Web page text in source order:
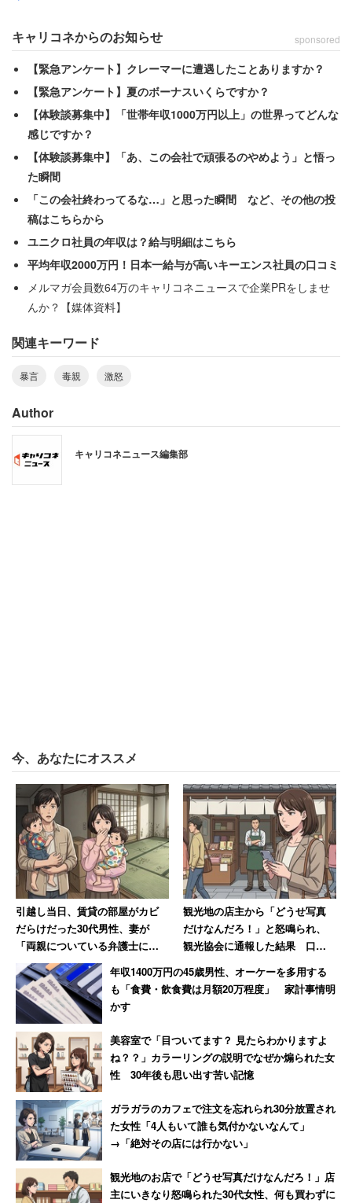
ても買っていいものなの？と悩みました」
必要なものすら勉強などの条件を満たさないと買ってもら
えなかったようだ。しかし、女性は諦めず「その時に指摘
してくれた子や、先輩」から色々と教えてもらったり、本
で調べたりして、父親に「服が欲しい」と言ってお金を貰
い、やっと一つ購入することができた。
それからしばらくは何も言われなかったが、ある日出掛け
ようとすると母親と口論になった。その時、母親はこんな
恐ろしい行動に出た。
「『こんなクソブラなんか買いやがって！』と言って、家
れ、身体中がトマトまみれになりました。その後のことは
それは父親が家庭菜園で育てていたミニトマトだった。娘
に対してあまりにも酷い仕打ちだ。トマトまみれで、外出
も出来なくなったかもしれない。もちろん、ミニトマトを
キャリコネからのお知らせ sponsored
【緊急アンケート】クレーマーに遭遇したことありますか？
【緊急アンケート】夏のボーナスいくらですか？
【体験談募集中】「世帯年収1000万円以上」の世界ってどんな
感じですか？
【体験談募集中】「あ、この会社で頑張るのやめよう」と悟っ
た瞬間
「この会社終わってるな…」と思った瞬間 など、その他の投
稿はこちらから
ユニクロ社員の年収は？給与明細はこちら
平均年収2000万円！日本一給与が高いキーエンス社員の口コミ
メルマガ会員数64万のキャリコネニュースで企業PRをしませ
んか？【媒体資料】
関連キーワード
暴言 毒親 激怒
Author
キャリコネニュース編集部
今、あなたにオススメ
引越し当日、賃貸の部屋がカビ
だらけだった30代男性、妻が
「両親についている弁護士に相
談しますね」と反撃した結果
観光地の店主から「どうせ写真
だけなんだろ！」と怒鳴られ、
観光協会に通報した結果 口コ
ミには外国人からの悲痛な声も
【後編】
年収1400万円の45歳男性、オーケーを多用する
も「食費・飲食費は月額20万程度」 家計事情明
かす
美容室で「目ついてます？ 見たらわかりますよ
ね？？」カラーリングの説明でなぜか煽られた女
性 30年後も思い出す苦い記憶
ガラガラのカフェで注文を忘れられ30分放置され
た女性「4人もいて誰も気付かないなんて」
→「絶対その店には行かない」
観光地のお店で「どうせ写真だけなんだろ！」店
主にいきなり怒鳴られた30代女性、何も買わずに